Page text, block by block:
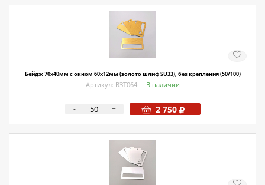
Политика конфиденциальности
Бейдж 70х40мм с окном 60х12мм (золото шлиф SU33), без крепления (50/100)
Артикул: ВЗТ064 В наличии
- + 2 750